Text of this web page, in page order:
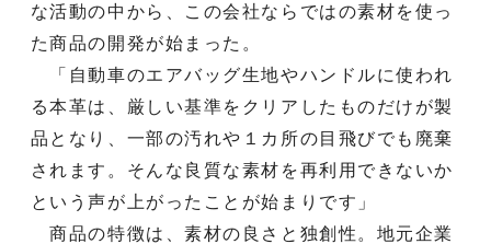
な活動の中から、この会社ならではの素材を使っ
た商品の開発が始まった。
「自動車のエアバッグ生地やハンドルに使われ
る本革は、厳しい基準をクリアしたものだけが製
品となり、一部の汚れや１カ所の目飛びでも廃棄
されます。そんな良質な素材を再利用できないか
という声が上がったことが始まりです」
商品の特徴は、素材の良さと独創性。地元企業